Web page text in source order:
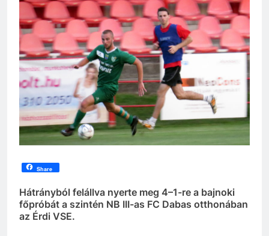
Share
Hátrányból felállva nyerte meg 4–1-re a bajnoki
főpróbát a szintén NB III-as FC Dabas otthonában
az Érdi VSE.